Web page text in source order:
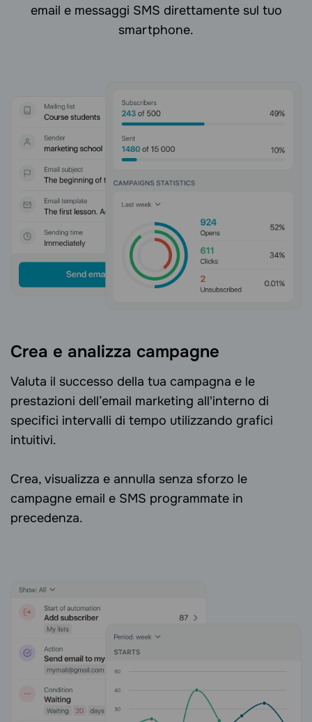
email e messaggi SMS direttamente sul tuo
smartphone.
Crea e analizza campagne
Valuta il successo della tua campagna e le
prestazioni dell’email marketing all'interno di
specifici intervalli di tempo utilizzando grafici
intuitivi.
Crea, visualizza e annulla senza sforzo le
campagne email e SMS programmate in
precedenza.